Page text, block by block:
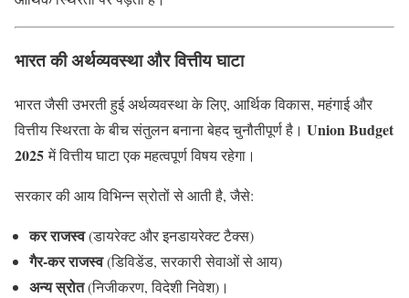
भारत की अर्थव्यवस्था और वित्तीय घाटा
भारत जैसी उभरती हुई अर्थव्यवस्था के लिए, आर्थिक विकास, महंगाई और
वित्तीय स्थिरता के बीच संतुलन बनाना बेहद चुनौतीपूर्ण है। Union Budget
2025में वित्तीय घाटा एक महत्वपूर्ण विषय रहेगा।
सरकार की आय विभिन्न स्रोतों से आती है, जैसे:
कर राजस्व(डायरेक्ट और इनडायरेक्ट टैक्स)
गैर-कर राजस्व(डिविडेंड, सरकारी सेवाओं से आय)
अन्य स्रोत(निजीकरण, विदेशी निवेश)।